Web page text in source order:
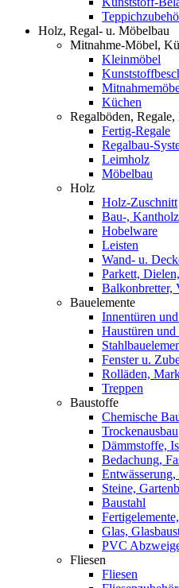
Holz, Regal- u. Möbelbau
Mitnahme-Möbel,
Kleinmöbel
Küchen
Regalböden, Regale,
Fertig-Regale
Regalbau-
Leimholz
Möbelbau
Holz
Holz-Zuschnitt
Bau-, Kantholz
Hobelware
Leisten
Wand- u.
Parkett,
Balkonbretter,
Bauelemente
Innentüren
Haustüren und
Fenster u.
Rolläden,
Treppen
Baustoffe
Chemische
Trockenausbau
Dämmstoffe,
Bedachung,
Steine,
Baustahl
Glas,
PVC
Fliesen
Fliesen